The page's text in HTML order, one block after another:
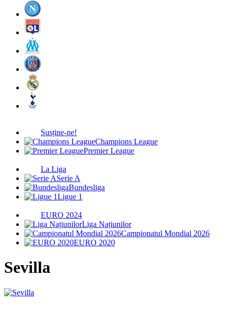
Susține-ne!
Champions League
Premier League
La Liga
Serie A
Bundesliga
Ligue 1
EURO 2024
Liga Națiunilor
Campionatul Mondial 2026
EURO 2020
Sevilla